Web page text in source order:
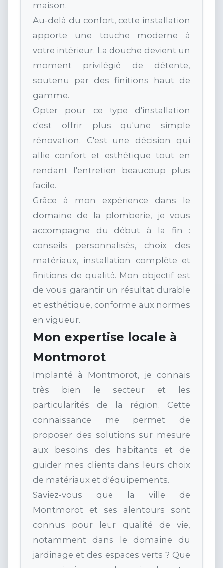
maison.
Au-delà du confort, cette installation
apporte une touche moderne à
votre intérieur. La douche devient un
moment privilégié de détente,
soutenu par des finitions haut de
gamme.
Opter pour ce type d'installation
c'est offrir plus qu'une simple
rénovation. C'est une décision qui
allie confort et esthétique tout en
rendant l'entretien beaucoup plus
facile.
Grâce à mon expérience dans le
domaine de la plomberie, je vous
accompagne du début à la fin :
conseils personnalisés, choix des
matériaux, installation complète et
finitions de qualité. Mon objectif est
de vous garantir un résultat durable
et esthétique, conforme aux normes
en vigueur.
Mon expertise locale à
Montmorot
Implanté à Montmorot, je connais
très bien le secteur et les
particularités de la région. Cette
connaissance me permet de
proposer des solutions sur mesure
aux besoins des habitants et de
guider mes clients dans leurs choix
de matériaux et d'équipements.
Saviez-vous que la ville de
Montmorot et ses alentours sont
connus pour leur qualité de vie,
notamment dans le domaine du
jardinage et des espaces verts ? Que